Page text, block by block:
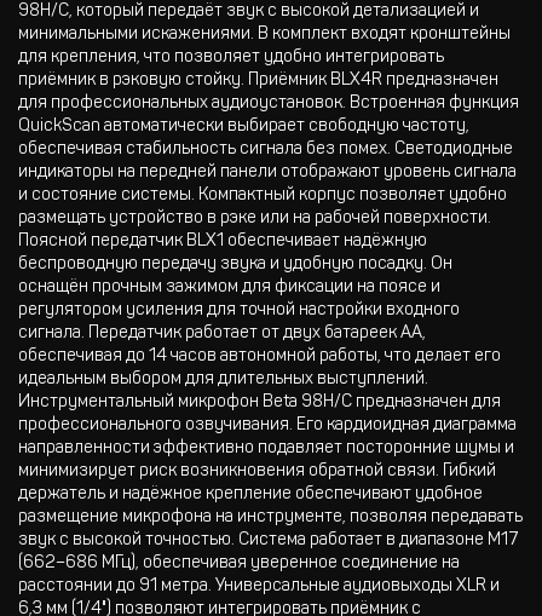
98H/C, который передаёт звук с высокой детализацией и
минимальными искажениями. В комплект входят кронштейны
для крепления, что позволяет удобно интегрировать
приёмник в рэковую стойку. Приёмник BLX4R предназначен
для профессиональных аудиоустановок. Встроенная функция
QuickScan автоматически выбирает свободную частоту,
обеспечивая стабильность сигнала без помех. Светодиодные
индикаторы на передней панели отображают уровень сигнала
и состояние системы. Компактный корпус позволяет удобно
размещать устройство в рэке или на рабочей поверхности.
Поясной передатчик BLX1 обеспечивает надёжную
беспроводную передачу звука и удобную посадку. Он
оснащён прочным зажимом для фиксации на поясе и
регулятором усиления для точной настройки входного
сигнала. Передатчик работает от двух батареек AA,
обеспечивая до 14 часов автономной работы, что делает его
идеальным выбором для длительных выступлений.
Инструментальный микрофон Beta 98H/C предназначен для
профессионального озвучивания. Его кардиоидная диаграмма
направленности эффективно подавляет посторонние шумы и
минимизирует риск возникновения обратной связи. Гибкий
держатель и надёжное крепление обеспечивают удобное
размещение микрофона на инструменте, позволяя передавать
звук с высокой точностью. Система работает в диапазоне M17
(662–686 МГц), обеспечивая уверенное соединение на
расстоянии до 91 метра. Универсальные аудиовыходы XLR и
6,3 мм (1/4") позволяют интегрировать приёмник с